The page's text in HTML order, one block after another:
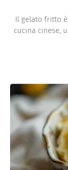
Il gelato fritto
cucina cinese,